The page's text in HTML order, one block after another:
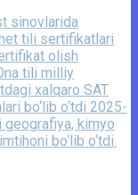
sinovlarida
tili sertifikatlari
olish
tili milliy
xalqaro SAT
bo‘lib o‘tdi 2025-
geografiya, kimyo
bo‘lib o‘tdi.